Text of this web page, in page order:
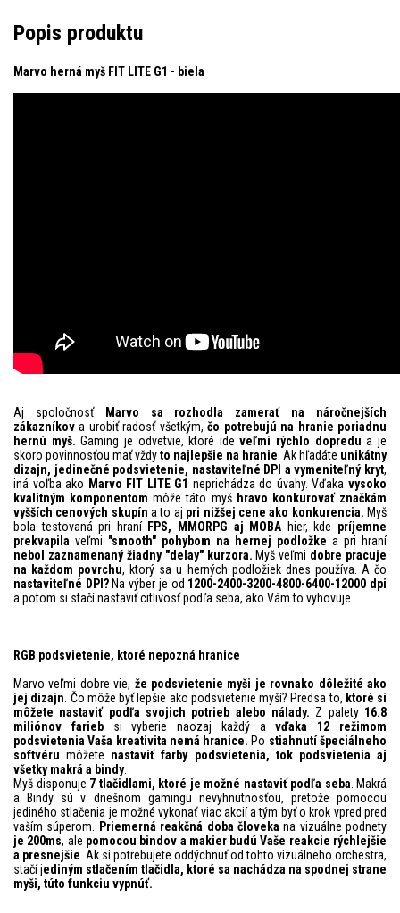
Popis produktu
Marvo herná myš FIT LITE G1 - biela
Aj spoločnosť
Marvo sa rozhodla zamerať na náročnejších
zákazníkov a urobiť radosť všetkým,čo potrebujú na hranie poriadnu
hernú myš. Gaming je odvetvie, ktoré ideveľmi rýchlo dopredu a je
skoro povinnosťou mať vždyto najlepšie na hranie . Ak hľadáte unikátny
dizajn, jedinečné podsvietenie, nastaviteľné DPI a vymeniteľný kryt,
iná voľba ako Marvo FIT LITE G1 neprichádza do úvahy. Vďakavysoko
kvalitným komponentom môže táto myš hravo konkurovať značkám
vyšších cenových skupín a to aj pri nižšej cene ako konkurencia. Myš
bola testovaná pri hraní FPS, MMORPG aj MOBA hier, kde príjemne
prekvapila veľmi "smooth" pohybom na hernej podložke a pri hraní
nebol zaznamenaný žiadny "delay" kurzora. Myš veľmi dobre pracuje
na každom povrchu, ktorý sa u herných podložiek dnes používa. A čo
nastaviteľné DPI?Na výber je od 1200-2400-3200-4800-6400-12000 dpi
a potom si stačí nastaviť citlivosť podľa seba, ako Vám to vyhovuje.
RGB podsvietenie, ktoré nepozná hranice
Marvo veľmi dobre vie, že podsvietenie myši je rovnako dôležité ako
jej dizajn . Čo môže byť lepšie ako podsvietenie myší? Predsa to, ktoré si
môžete nastaviť podľa svojich potrieb alebo nálady. Z palety 16.8
miliónov fariebsi vyberie naozaj každý avďaka 12 režimom
podsvietenia Vaša kreativita nemá hranice. Po stiahnutí špeciálneho
softvéru môžete nastaviť farby podsvietenia, tok podsvietenia aj
všetky makrá a bindy.
Myš disponuje 7 tlačidlami, ktoré je možné nastaviť podľa seba . Makrá
a Bindy sú v dnešnom gamingu nevyhnutnosťou, pretože pomocou
jediného stlačenia je možné vykonať viac akcií a tým byť o krok vpred pred
vaším súperom.
Priemerná reakčná doba človeka na vizuálne podnety
je 200ms, ale pomocou bindov a makier budú Vaše reakcie rýchlejšie
a presnejšie . Ak si potrebujete oddýchnuť od tohto vizuálneho orchestra,
stačí jediným stlačením tlačidla, ktoré sa nachádza na spodnej strane
myši, túto funkciu vypnúť.